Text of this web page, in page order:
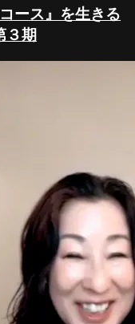
ース』を生きる
３期